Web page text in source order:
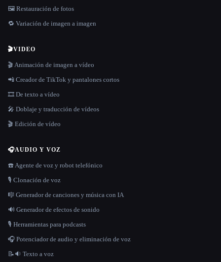
🖼️ Restauración de fotos
🔁 Variación de imagen a imagen
🎬VIDEO
🎬 Animación de imagen a vídeo
📲 Creador de TikTok y pantalones cortos
🎞️ De texto a vídeo
🎤 Doblaje y traducción de vídeos
🎬 Edición de vídeo
🎧AUDIO Y VOZ
☎️ Agente de voz y robot telefónico
🎙️ Clonación de voz
🎼 Generador de canciones y música con IA
🔊 Generador de efectos de sonido
🎙️ Herramientas para podcasts
🎧 Potenciador de audio y eliminación de voz
📝🔉 Texto a voz